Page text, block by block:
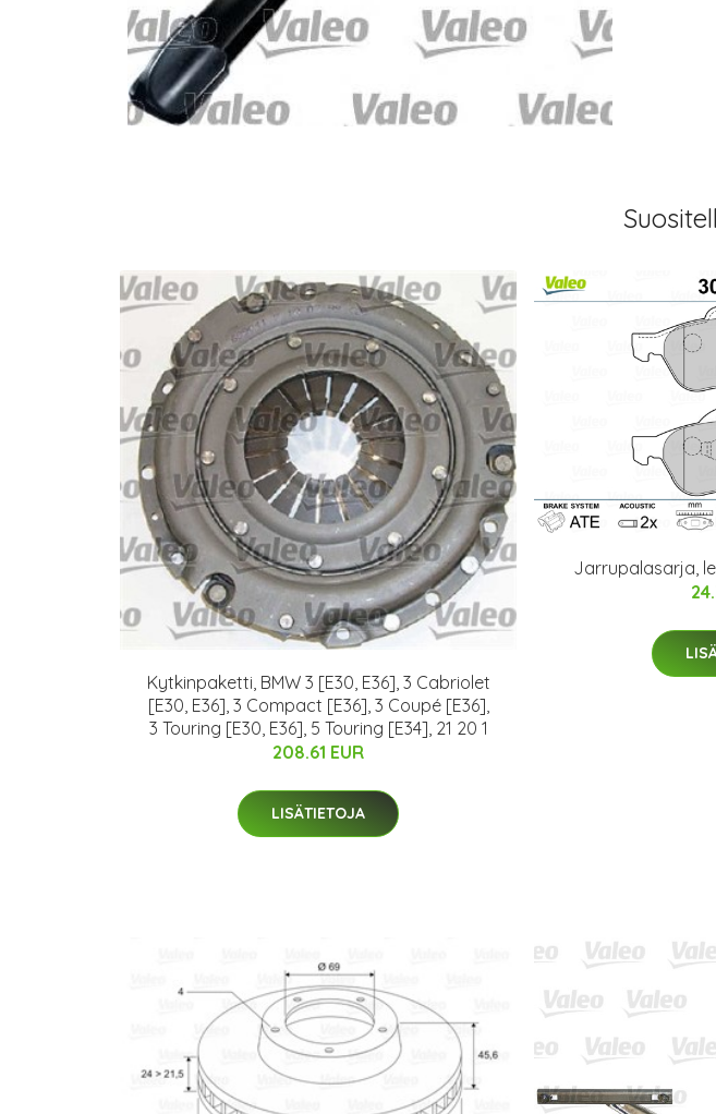
Kytkinpaketti, BMW 3 [E30, E36], 3 Cabriolet
[E30, E36], 3 Compact [E36], 3 Coupé [E36],
3 Touring [E30, E36], 5 Touring [E34], 21 20 1
208.61 EUR
LISÄTIETOJA
Jarrupalasarja,